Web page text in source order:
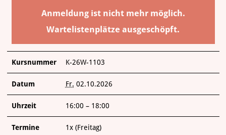
Anmeldung ist nicht mehr möglich.
Wartelistenplätze ausgeschöpft.
Kursnummer K-26W-1103
Datum Fr. 02.10.2026
Uhrzeit 16:00 – 18:00
Termine 1x (Freitag)